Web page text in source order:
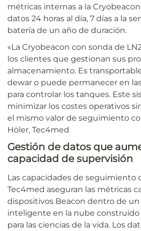
métricas internas a la
datos 24 horas al día, 7 días a la
batería de un año de duración.
«La Cryobeacon con sonda de
los clientes que gestionan sus
almacenamiento. Es
dewar o puede permanecer en
para controlar los tanques. Este
minimizar los costes operativos
el mismo valor de seguimiento
Höler, Tec4med
Gestión de datos que
capacidad de supervisión
Las capacidades de seguimiento
Tec4med aseguran las métricas
dispositivos Beacon dentro de un
inteligente en la nube
para las ciencias de la vida. Los